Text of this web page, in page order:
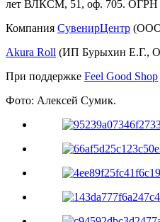
лет ВЛКСМ, 51, оф. 705. ОГРН
Компания СувенирЦентр (ООО
Akura Roll (ИП Бурыхин Е.Г.,
При поддержке Feel Good Shop
Фото: Алексей Сумик.